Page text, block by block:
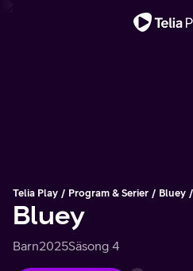
Telia Play Program & Serier Bluey
Bluey
Barn2025Säsong 4